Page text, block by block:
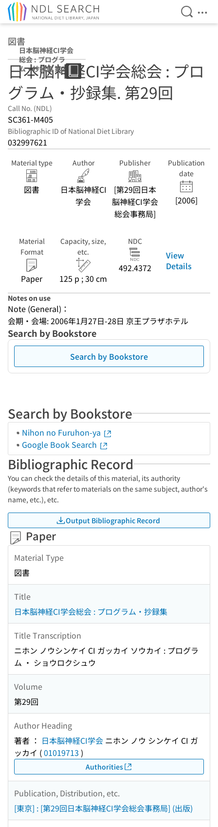
Open
図書
日本脳神経CI学会
総会 : プログラ
ム・抄録集 第29
回
日本脳神経CI学会総会 : プロ
グラム・抄録集. 第29回
Call No. (NDL)
SC361-M405
Bibliographic ID of National Diet Library
032997621
Material type
図書
Author
日本脳神経CI
学会
Publisher
[第29回日本
脳神経CI学会
総会事務局]
Publication
date
[2006]
Material
Format
Paper
Capacity, size,
etc.
125 p ; 30 cm
NDC
492.4372
View
Details
Notes on use
Note (General)：
会期・会場: 2006年1月27日-28日 京王プラザホテル
Search by Bookstore
Search by Bookstore
Search by Bookstore
Nihon no Furuhon-ya
Google Book Search
Bibliographic Record
You can check the details of this material, its authority
(keywords that refer to materials on the same subject, author's
name, etc.), etc.
Output Bibliographic Record
Paper
Material Type
図書
Title
日本脳神経CI学会総会 : プログラム・抄録集
Title Transcription
ニホン ノウシンケイ CI ガッカイ ソウカイ : プログラ
ム ・ ショウロクシュウ
Volume
第29回
Author Heading
著者 ： 日本脳神経CI学会 ニホン ノウ シンケイ CI ガ
ッカイ (01019713 )
Authorities
Publication, Distribution, etc.
[東京] : [第29回日本脳神経CI学会総会事務局] (出版)